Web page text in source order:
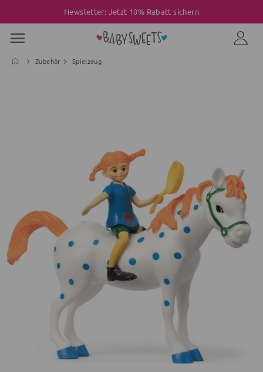
Newsletter: Jetzt 10% Rabatt sichern
Zubehör Spielzeug